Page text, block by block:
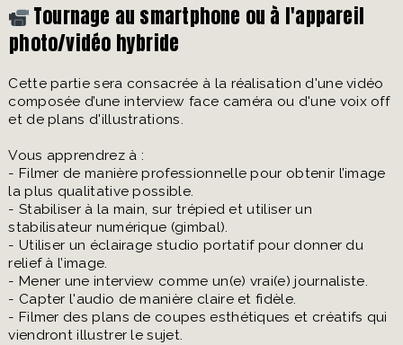
Tournage au smartphone ou à l'appareil
photo/vidéo hybride
Cette partie sera consacrée à la réalisation d'une vidéo
composée d’une interview face caméra ou d'une voix off
et de plans d'illustrations.
Vous apprendrez à :
- Filmer de manière professionnelle pour obtenir l’image
la plus qualitative possible.
- Stabiliser à la main, sur trépied et utiliser un
stabilisateur numérique (gimbal).
- Utiliser un éclairage studio portatif pour donner du
relief à l’image.
- Mener une interview comme un(e) vrai(e) journaliste.
- Capter l'audio de manière claire et fidèle.
- Filmer des plans de coupes esthétiques et créatifs qui
viendront illustrer le sujet.